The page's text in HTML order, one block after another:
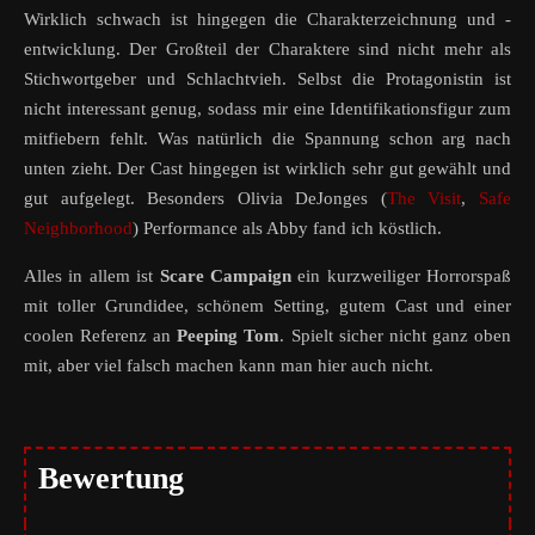
Wirklich schwach ist hingegen die Charakterzeichnung und -
entwicklung. Der Großteil der Charaktere sind nicht mehr als
Stichwortgeber und Schlachtvieh. Selbst die Protagonistin ist
nicht interessant genug, sodass mir eine Identifikationsfigur zum
mitfiebern fehlt. Was natürlich die Spannung schon arg nach
unten zieht. Der Cast hingegen ist wirklich sehr gut gewählt und
gut aufgelegt. Besonders Olivia DeJonges (The Visit, Safe
Neighborhood) Performance als Abby fand ich köstlich.
Alles in allem ist Scare Campaignein kurzweiliger Horrorspaß
mit toller Grundidee, schönem Setting, gutem Cast und einer
coolen Referenz anPeeping Tom. Spielt sicher nicht ganz oben
mit, aber viel falsch machen kann man hier auch nicht.
Bewertung